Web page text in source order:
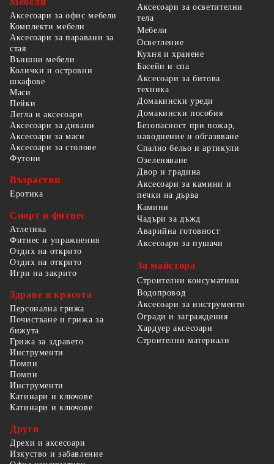
Аксесоари за офис мебели
Комплекти мебели
Аксесоари за паравани за
стая
Външни мебели
Колички и островни
шкафове
Маси
Пейки
Легла и аксесоари
Аксесоари за дивани
Аксесоари за маси
Аксесоари за столове
Футони
Възрастни
Еротика
Спорт и фитнес
Атлетика
Фитнес и упражнения
Отдих на открито
Отдих на открито
Игри на закрито
Здраве и красота
Персонална грижа
Почистване и грижа за
бижута
Грижа за здравето
Аксесоари за осветителни
тела
Мебели
Осветление
Кухня и хранене
Басейн и спа
Аксесоари за битова
техника
Домакински уреди
Домакински пособия
Безопасност при пожар,
наводнение и обгазяване
Спално бельо и артикули
Озеленяване
Двор и градина
Аксесоари за камини и
печки на дърва
Камини
Чадъри за дъжд
Аварийна готовност
Аксесоари за пушачи
За майстора
Строителни консумативи
Водопровод
Аксесоари за инструменти
Огради и заграждения
Хардуер аксесоари
Строителни материали
Инструменти
Помпи
Помпи
Инструменти
Катинари и ключове
Катинари и ключове
Други
Дрехи и аксесоари
Изкуство и забавление